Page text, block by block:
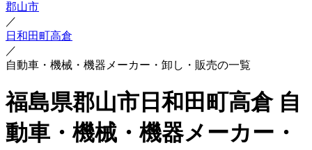
郡山市
／
日和田町高倉
／
自動車・機械・機器メーカー・卸し・販売の一覧
福島県郡山市日和田町高倉 自
動車・機械・機器メーカー・